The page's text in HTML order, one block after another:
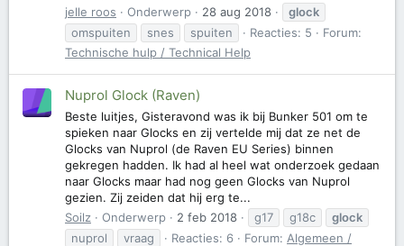
jelle roos
Onderwerp 28 aug 2018
glock
omspuiten
snes spuiten Reacties: 5
Forum:
Technische hulp / Technical Help
Nuprol Glock (Raven)
Beste luitjes, Gisteravond was ik bij Bunker 501 om te
spieken naar Glocks en zij vertelde mij dat ze net de
Glocks van Nuprol (de Raven EU Series) binnen
gekregen hadden. Ik had al heel wat onderzoek gedaan
naar Glocks maar had nog geen Glocks van Nuprol
gezien. Zij zeiden dat hij erg te...
Soilz
Onderwerp 2 feb 2018 g17 g18c
glock
nuprol
vraag Reacties: 6 Forum: Algemeen /